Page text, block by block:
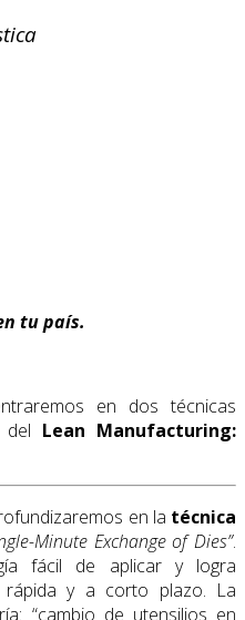
tu país.
en dos técnicas
Lean Manufacturing:
en la técnica
Minute Exchange of Dies”.
fácil de aplicar y logra
rápida y a corto plazo. La
“cambio de utensilios en